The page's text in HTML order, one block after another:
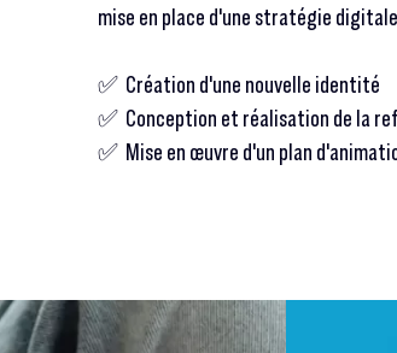
mise en place d'une stratégie
✅ Création d'une nouvelle identité
✅ Conception et réalisation de la
✅ Mise en œuvre d'un plan